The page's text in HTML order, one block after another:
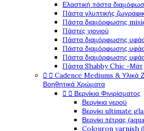
Ελαστική πάστα
Πάστα γλυπτικής
Πάστα διαμόρφωσης
Πάστες χιονιού
Πάστα διαμόρφωσης
Πάστα διαμόρφωσης
Πάστα διαμόρφωσης
Πάστα Shabby Chic -Μάτ
  Cadence Mediums & Υλικά
Βοηθητικά Χρώματα
  Βερνίκια Φινιρίσματος
Βερνίκια νερού
Βερνίκι ultimate
Βερνίκι πέτρας
Colouron varnish